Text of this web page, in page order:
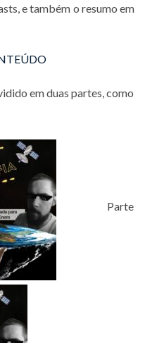
e também o resumo em
em duas partes, como
Parte